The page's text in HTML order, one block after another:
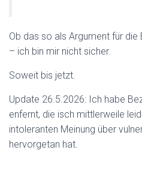
Ob das so als Argument für die
– ich bin mir nicht sicher.
Soweit bis jetzt.
Update 26.5.2026: Ich habe
enfernt, die isch mittlerweile
intoleranten Meinung über
hervorgetan hat.